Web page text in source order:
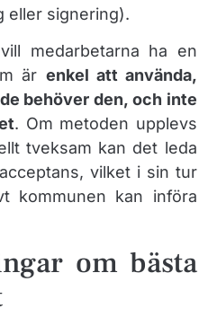
eller signering).
medarbetarna ha en
är enkel att använda,
behöver den, och inte
. Om metoden upplevs
tveksam kan det leda
vilket i sin tur
kommunen kan införa
om bästa